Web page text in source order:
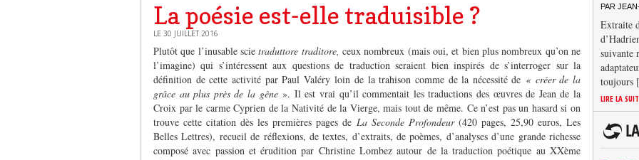
La poésie est-elle traduisible ?
LE 30 JUILLET 2016
Plutôt que l’inusable scietraduttore traditore, ceux nombreux (mais oui, et bien plus nombreux qu’on ne
l’imagine) qui s’intéressent aux questions de traduction seraient bien inspirés de s’interroger sur la
définition de cette activité par Paul Valéry loin de la trahison comme de la nécessité de « créer de la
grâce au plus près de la gêne». Il est vrai qu’il commentait les traductions des œuvres de Jean de la
Croix par le carme Cyprien de la Nativité de la Vierge, mais tout de même. Ce n’est pas un hasard si on
trouve cette citation dès les premières pages de La Seconde Profondeur (420 pages, 25,90 euros, Les
Belles Lettres), recueil de réflexions, de textes, d’extraits, de poèmes, d’analyses d’une grande richesse
composé avec passion et érudition par Christine Lombez autour de la traduction poétique au XXème
PAR
Extraite
suivante
LIRE LA